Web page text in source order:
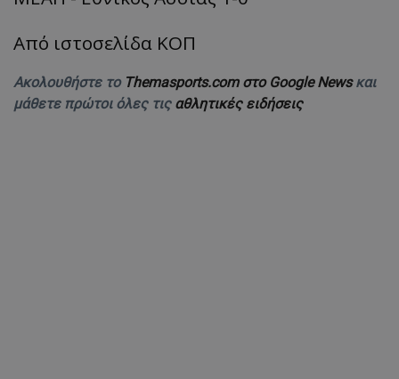
Από ιστοσελίδα ΚΟΠ
Ακολουθήστε το Themasports.com στο Google Newsκαι
μάθετε πρώτοι όλες τις αθλητικές ειδήσεις